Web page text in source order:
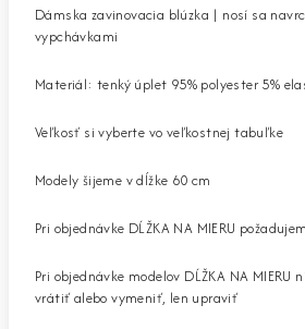
Dámska zavinovacia blúzka | nosí sa
vypchávkami
Materiál: tenký úplet 95% polyester 5%
Veľkosť si vyberte vo veľkostnej tabuľke
Modely šijeme v dĺžke 60 cm
Pri objednávke DĹŽKA NA MIERU
Pri objednávke modelov DĹŽKA NA MIERU
vrátiť alebo vymeniť, len upraviť